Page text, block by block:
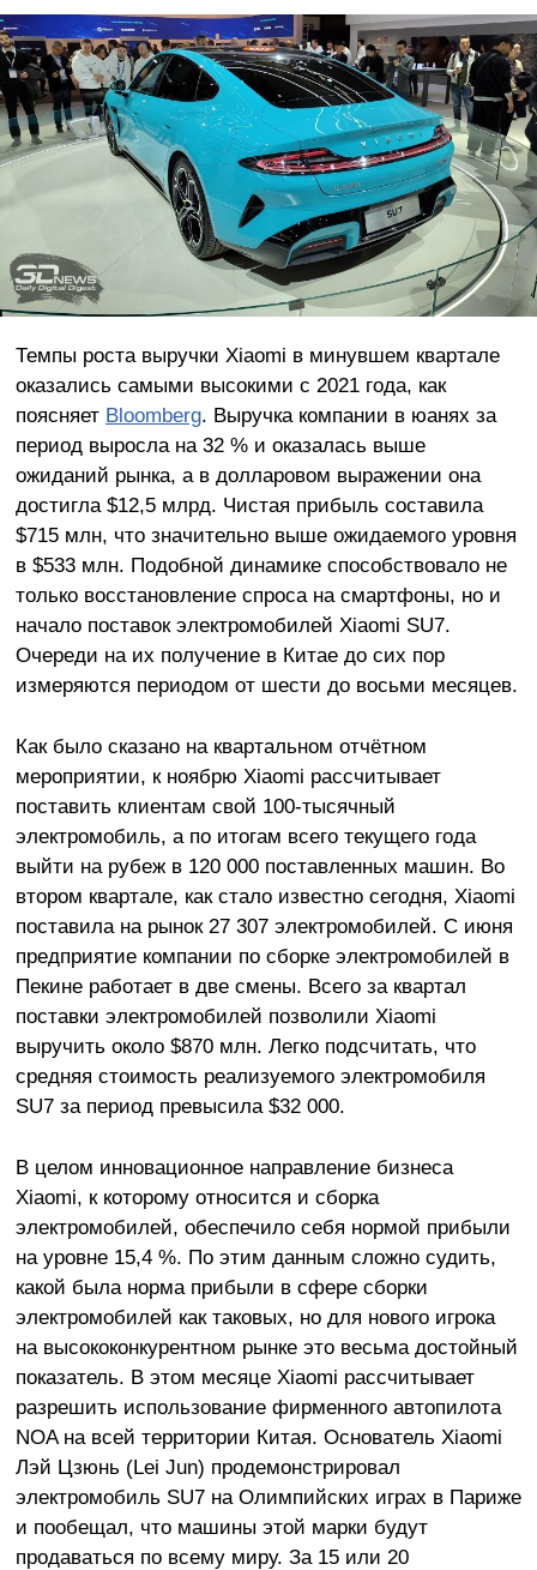
Темпы роста выручки Xiaomi в минувшем квартале
оказались самыми высокими с 2021 года, как
поясняет Bloomberg. Выручка компании в юанях за
период выросла на 32 % и оказалась выше
ожиданий рынка, а в долларовом выражении она
достигла $12,5 млрд. Чистая прибыль составила
$715 млн, что значительно выше ожидаемого уровня
в $533 млн. Подобной динамике способствовало не
только восстановление спроса на смартфоны, но и
начало поставок электромобилей Xiaomi SU7.
Очереди на их получение в Китае до сих пор
измеряются периодом от шести до восьми месяцев.
Как было сказано на квартальном отчётном
мероприятии, к ноябрю Xiaomi рассчитывает
поставить клиентам свой 100-тысячный
электромобиль, а по итогам всего текущего года
выйти на рубеж в 120 000 поставленных машин. Во
втором квартале, как стало известно сегодня, Xiaomi
поставила на рынок 27 307 электромобилей. С июня
предприятие компании по сборке электромобилей в
Пекине работает в две смены. Всего за квартал
поставки электромобилей позволили Xiaomi
выручить около $870 млн. Легко подсчитать, что
средняя стоимость реализуемого электромобиля
SU7 за период превысила $32 000.
В целом инновационное направление бизнеса
Xiaomi, к которому относится и сборка
электромобилей, обеспечило себя нормой прибыли
на уровне 15,4 %. По этим данным сложно судить,
какой была норма прибыли в сфере сборки
электромобилей как таковых, но для нового игрока
на высококонкурентном рынке это весьма достойный
показатель. В этом месяце Xiaomi рассчитывает
разрешить использование фирменного автопилота
NOA на всей территории Китая. Основатель Xiaomi
Лэй Цзюнь (Lei Jun) продемонстрировал
электромобиль SU7 на Олимпийских играх в Париже
и пообещал, что машины этой марки будут
продаваться по всему миру. За 15 или 20